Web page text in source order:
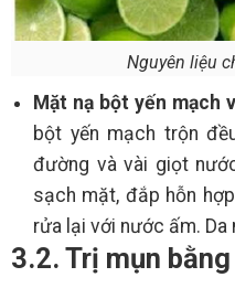
Nguyên liệu
Mặt nạ bột yến mạch
bột yến mạch trộn
đường và vài giọt
sạch mặt, đắp hỗn
rửa lại với nước ấm. Da
3.2. Trị mụn